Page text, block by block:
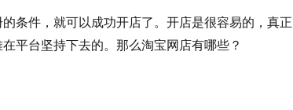
件，就可以成功开店了。开店是很容易的，真正
平台坚持下去的。那么淘宝网店有哪些 ？